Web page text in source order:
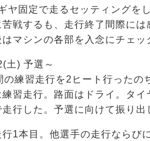
ヤ固定で走るセッティングを
苦戦するも、走行終了間際に
はマシンの各部を入念にチェッ
土) 予選～
の練習走行を2ヒート行ったの
練習走行。路面はドライ。タ
走行した。予選に向けて振り
1本目。他選手の走行ならび